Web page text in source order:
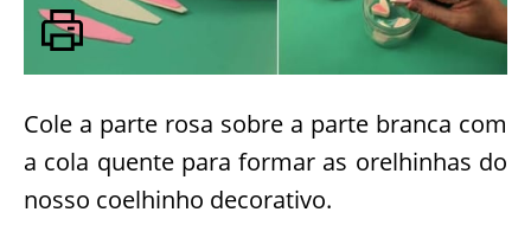
Cole a parte rosa sobre a parte branca com
a cola quente para formar as orelhinhas do
nosso coelhinho decorativo.